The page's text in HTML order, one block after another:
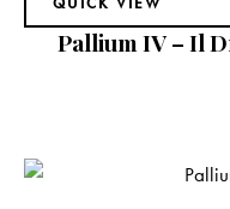
Pallium IV – Il